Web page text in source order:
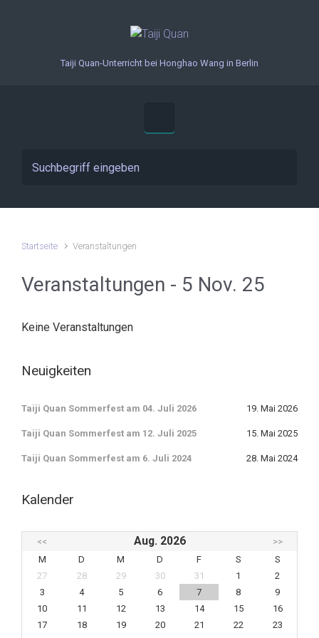
Taiji Quan-Unterricht bei Honghao Wang in Berlin
Startseite Veranstaltungen
Veranstaltungen - 5 Nov. 25
Keine Veranstaltungen
Neuigkeiten
Taiji Quan Sommerfest am 04. Juli 2026 19. Mai 2026
Taiji Quan Sommerfest am 12. Juli 2025 15. Mai 2025
Taiji Quan Sommerfest am 6. Juli 2024 28. Mai 2024
Kalender
<< Aug. 2026
>>
M
D M D F S
S
27
28 29 30 31 1
2
3
4 5 6 7 8
9
10
11 12 13 14 15
16
17
18 19 20 21 22
23